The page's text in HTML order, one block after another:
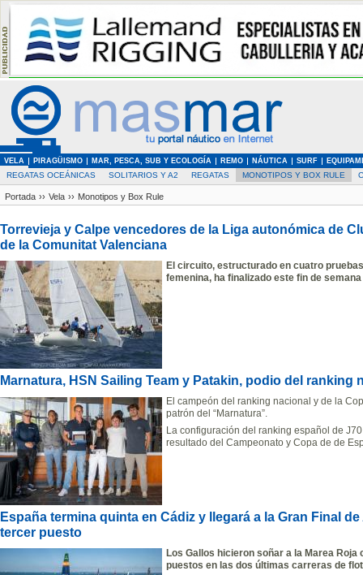
VELA PIRAGÜISMO MAR, PESCA, SUB Y ECOLOGÍA REMO NÁUTICA SURF
REGATAS OCEÁNICAS SOLITARIOS Y A2 REGATAS MONOTIPOS Y BOX RULE
Portada ›› Vela ›› Monotipos y Box Rule
Torrevieja y Calpe vencedores de la Liga autonómica de
de la Comunitat Valenciana
El circuito, estructurado en cuatro
femenina, ha finalizado este fin de
Marnatura, HSN Sailing Team y Patakin, podio del ranking
El campeón del ranking nacional y de la
patrón del “Marnatura”.
La configuración del ranking español de
resultado del Campeonato y Copa de de
España termina quinta en Cádiz y llegará a la Gran Final
tercer puesto
Los Gallos hicieron soñar a la Marea
puestos en las dos últimas carreras de